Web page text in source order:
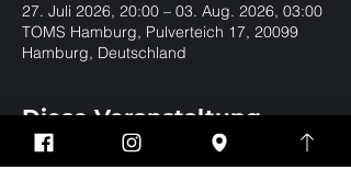
27. Juli 2026, 20:00 – 03. Aug. 2026, 03:00
TOMS Hamburg, Pulverteich 17, 20099
Hamburg, Deutschland
Diese Veranstaltung
teilen